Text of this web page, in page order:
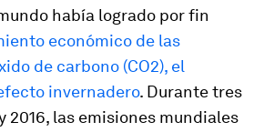
había logrado por fin
económico de las
de carbono (CO2), el
invernadero. Durante tres
2016, las emisiones mundiales